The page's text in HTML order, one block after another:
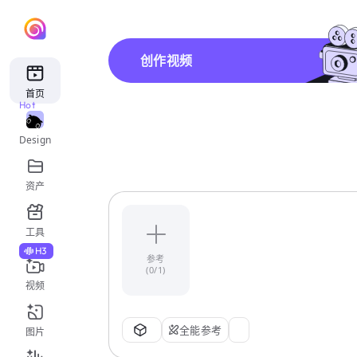
首页
Design
Hot
资产
工具
视频
H3
图片
创作视频
参考
(0/1)
全能参考